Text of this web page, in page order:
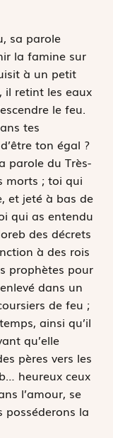
sa parole
la famine sur
à un petit
il retint les eaux
le feu.
tes
ton égal ?
parole du Très-
morts ; toi qui
et jeté à bas de
qui as entendu
des décrets
à des rois
prophètes pour
dans un
de feu ;
ainsi qu’il
qu’elle
pères vers les
heureux ceux
l’amour, se
posséderons la